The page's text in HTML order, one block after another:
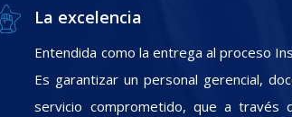
La excelencia
Entendida como la entrega al proceso
Es garantizar un personal gerencial,
servicio comprometido, que a través